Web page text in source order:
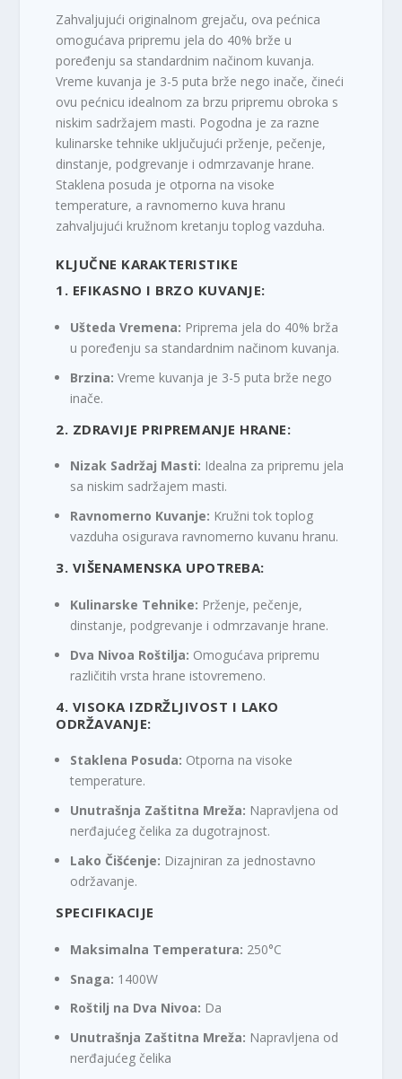
Zahvaljujući originalnom grejaču, ova pećnica
omogućava pripremu jela do 40% brže u
poređenju sa standardnim načinom kuvanja.
Vreme kuvanja je 3-5 puta brže nego inače, čineći
ovu pećnicu idealnom za brzu pripremu obroka s
niskim sadržajem masti. Pogodna je za razne
kulinarske tehnike uključujući prženje, pečenje,
dinstanje, podgrevanje i odmrzavanje hrane.
Staklena posuda je otporna na visoke
temperature, a ravnomerno kuva hranu
zahvaljujući kružnom kretanju toplog vazduha.
KLJUČNE KARAKTERISTIKE
1. EFIKASNO I BRZO KUVANJE:
Ušteda Vremena: Priprema jela do 40% brža
u poređenju sa standardnim načinom kuvanja.
Brzina: Vreme kuvanja je 3-5 puta brže nego
inače.
2. ZDRAVIJE PRIPREMANJE HRANE:
Nizak Sadržaj Masti: Idealna za pripremu jela
sa niskim sadržajem masti.
Ravnomerno Kuvanje: Kružni tok toplog
vazduha osigurava ravnomerno kuvanu hranu.
3. VIŠENAMENSKA UPOTREBA:
Kulinarske Tehnike: Prženje, pečenje,
dinstanje, podgrevanje i odmrzavanje hrane.
Dva Nivoa Roštilja: Omogućava pripremu
različitih vrsta hrane istovremeno.
4. VISOKA IZDRŽLJIVOST I LAKO
ODRŽAVANJE:
Staklena Posuda: Otporna na visoke
temperature.
Unutrašnja Zaštitna Mreža: Napravljena od
nerđajućeg čelika za dugotrajnost.
Lako Čišćenje: Dizajniran za jednostavno
održavanje.
SPECIFIKACIJE
Maksimalna Temperatura: 250°C
Snaga: 1400W
Roštilj na Dva Nivoa: Da
Unutrašnja Zaštitna Mreža: Napravljena od
nerđajućeg čelika